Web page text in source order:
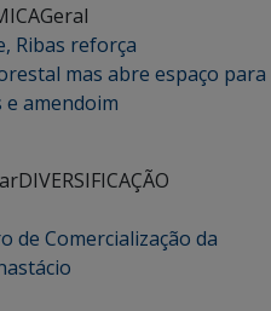
Geral
Ribas reforça
mas abre espaço para
e amendoim
DIVERSIFICAÇÃO
de Comercialização da